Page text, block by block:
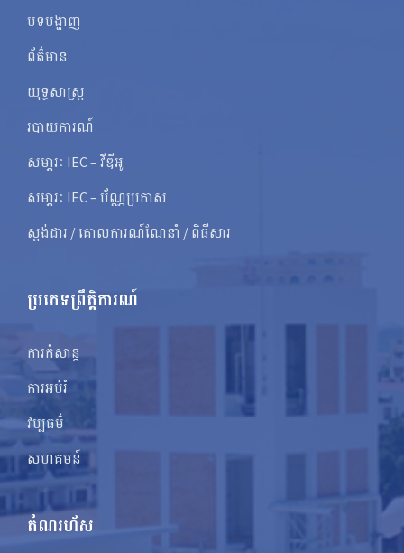
បទបង្ហាញ
ព័ត៌មាន
យុទ្ធសាស្ត្រ
របាយការណ៍
សមា្ភរៈ IEC – វីឌីអូ
សមា្ភរៈ IEC – ប័ណ្ណប្រកាស
ស្តង់ដារ / គោលការណ៍ណែនាំ / ពិធីសារ
ប្រភេទព្រឹត្តិការណ៍
ការកំសាន្ត
ការអប់រំ
វប្បធម៌
សហគមន៍
តំណរហ័ស